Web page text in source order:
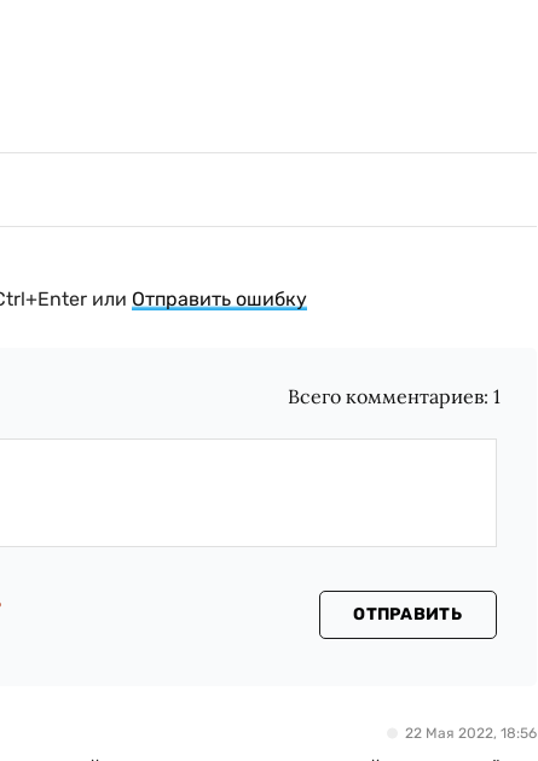
или Отправить ошибку
Всего комментариев:1
ОТПРАВИТЬ
22 Мая 2022, 18:56